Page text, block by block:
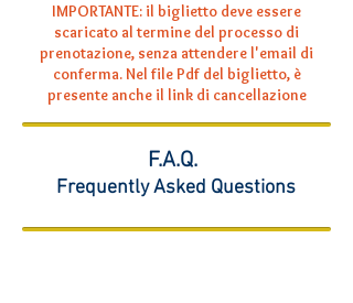
IMPORTANTE: il biglietto deve essere
scaricato al termine del processo di
prenotazione, senza attendere l'email di
conferma. Nel file Pdf del biglietto, è
presente anche il link di cancellazione
F.A.Q.
Frequently Asked Questions